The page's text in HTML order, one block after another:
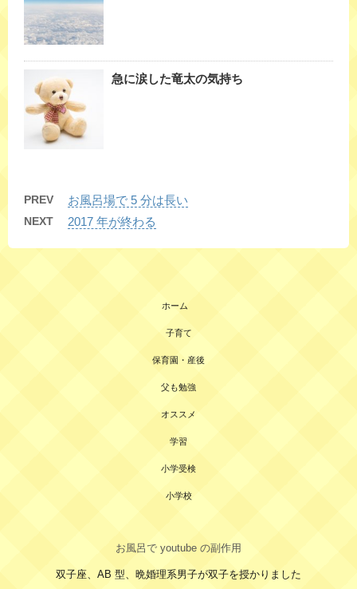
急に涙した竜太の気持ち
PREV お風呂場で 5 分は長い
NEXT 2017 年が終わる
ホーム
子育て
保育園・産後
父も勉強
オススメ
学習
小学受検
小学校
お風呂で youtube の副作用
双子座、AB 型、晩婚理系男子が双子を授かりました